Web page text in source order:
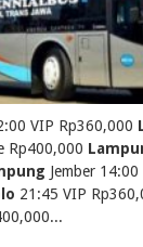
VIP Rp360,000
Rp400,000
Jember
21:45 VIP